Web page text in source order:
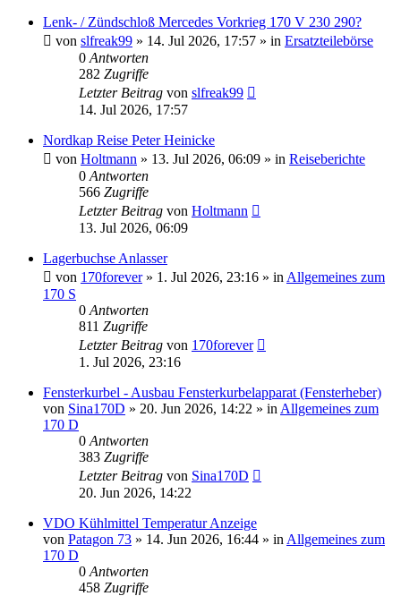
Lenk- / Zündschloß Mercedes Vorkrieg 170 V 230 290?
von slfreak99 » 14. Jul 2026, 17:57 » in Ersatzteilebörse
0 Antworten
282 Zugriffe
Letzter Beitrag von slfreak99
14. Jul 2026, 17:57
Nordkap Reise Peter Heinicke
von Holtmann » 13. Jul 2026, 06:09 » in Reiseberichte
0 Antworten
566 Zugriffe
Letzter Beitrag von Holtmann
13. Jul 2026, 06:09
Lagerbuchse Anlasser
von 170forever» 1. Jul 2026, 23:16 » in Allgemeines zum
170 S
0 Antworten
811 Zugriffe
Letzter Beitrag von 170forever
1. Jul 2026, 23:16
Fensterkurbel - Ausbau Fensterkurbelapparat (Fensterheber)
von Sina170D » 20. Jun 2026, 14:22 » in Allgemeines zum
170 D
0 Antworten
383 Zugriffe
Letzter Beitrag von Sina170D
20. Jun 2026, 14:22
VDO Kühlmittel Temperatur Anzeige
von Patagon 73 » 14. Jun 2026, 16:44 » in Allgemeines zum
170 D
0 Antworten
458 Zugriffe